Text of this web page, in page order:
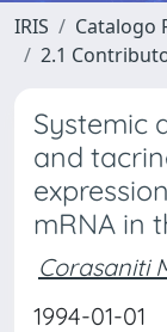
IRIS Catalogo
2.1
Systemic
and
mRNA in
Corasaniti
1994-01-01